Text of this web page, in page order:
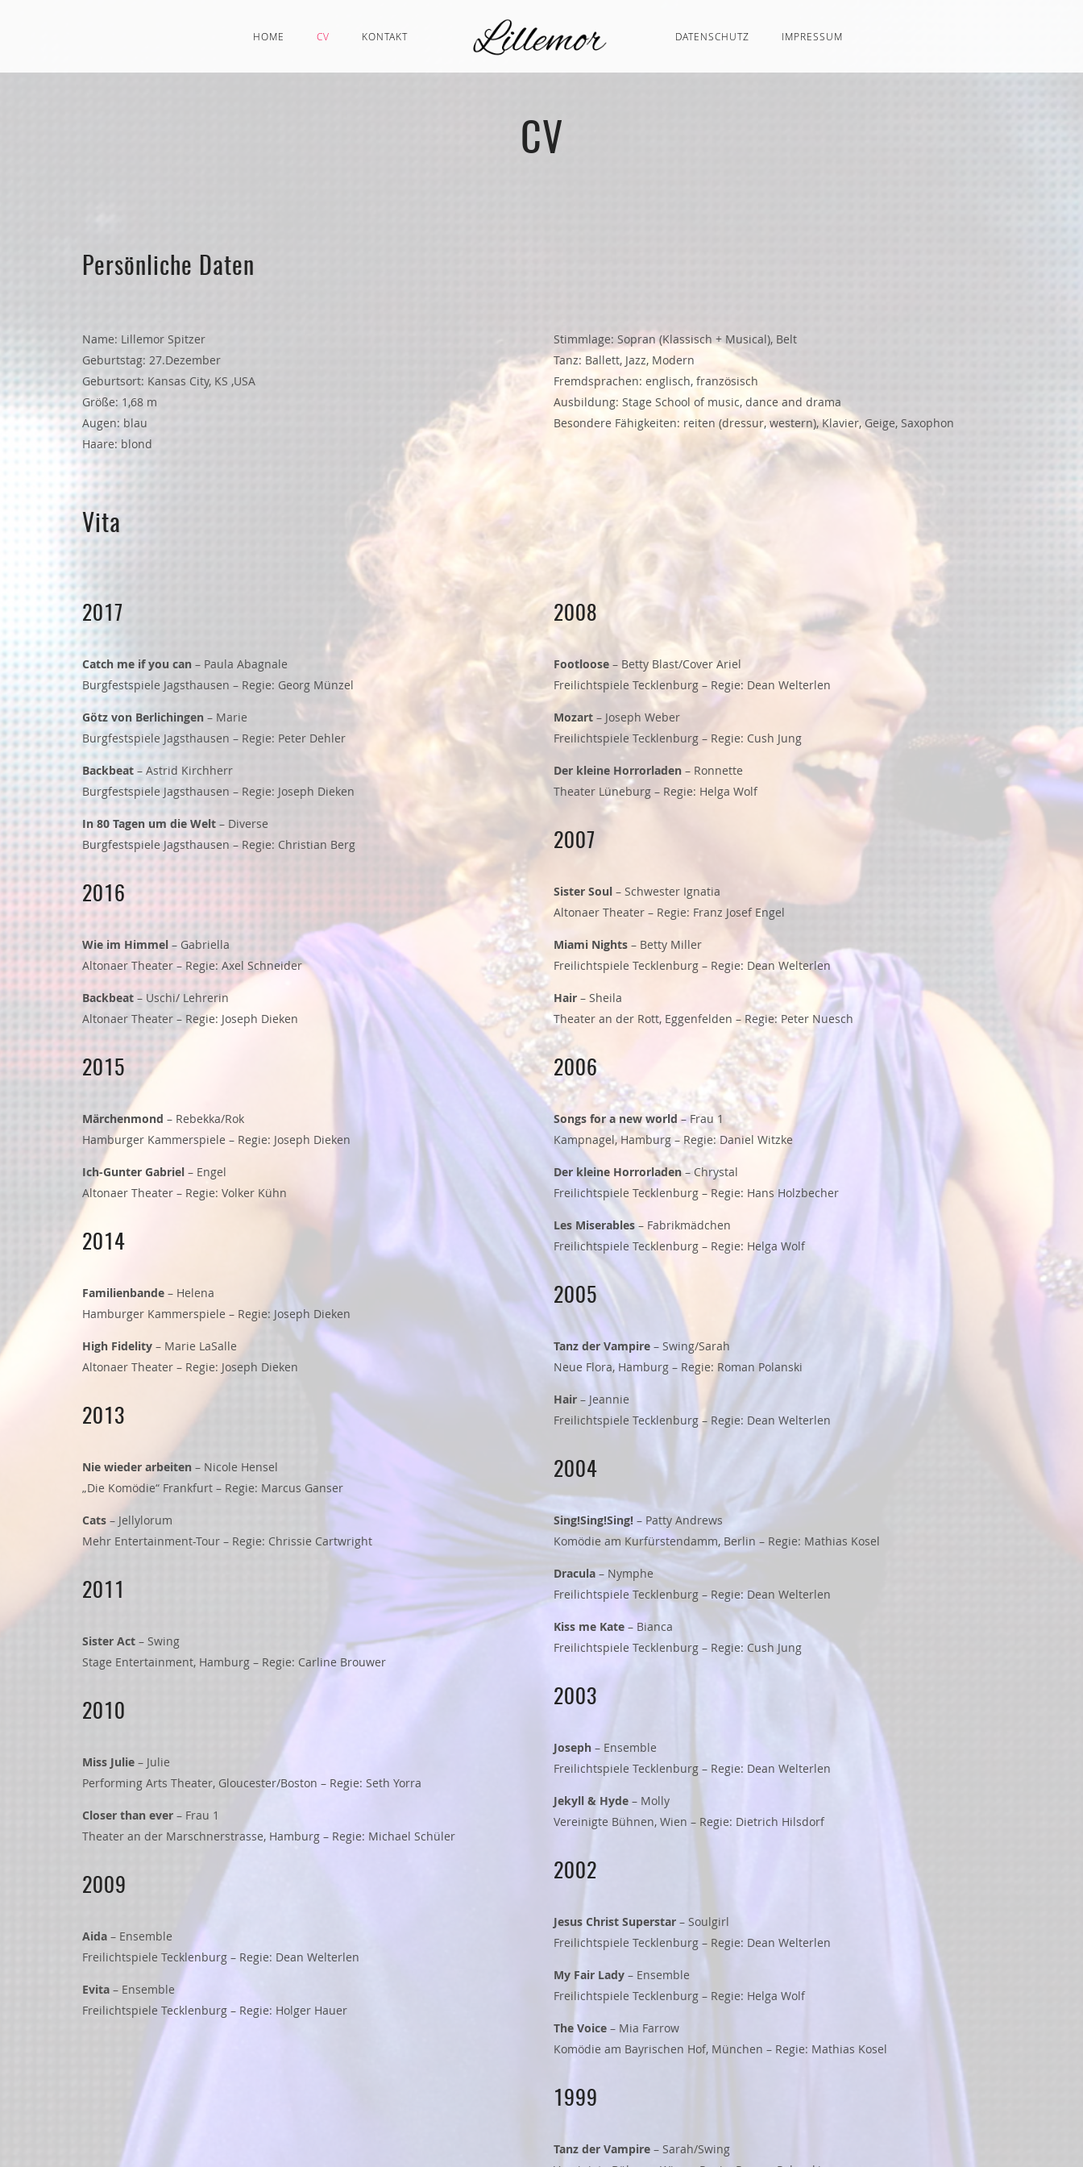
HOME CV KONTAKT DATENSCHUTZ IMPRESSUM
CV
Persönliche Daten
Name: Lillemor Spitzer
Geburtstag: 27.Dezember
Geburtsort: Kansas City, KS ,USA
Größe: 1,68 m
Augen: blau
Haare: blond
Stimmlage: Sopran (Klassisch + Musical), Belt
Tanz: Ballett, Jazz, Modern
Fremdsprachen: englisch, französisch
Ausbildung: Stage School of music, dance and drama
Besondere Fähigkeiten: reiten (dressur, western), Klavier, Geige, Saxophon
Vita
2017
Catch me if you can – Paula Abagnale
Burgfestspiele Jagsthausen – Regie: Georg Münzel
Götz von Berlichingen – Marie
Burgfestspiele Jagsthausen – Regie: Peter Dehler
Backbeat – Astrid Kirchherr
Burgfestspiele Jagsthausen – Regie: Joseph Dieken
In 80 Tagen um die Welt – Diverse
Burgfestspiele Jagsthausen – Regie: Christian Berg
2016
Wie im Himmel – Gabriella
Altonaer Theater – Regie: Axel Schneider
Backbeat – Uschi/ Lehrerin
Altonaer Theater – Regie: Joseph Dieken
2015
Märchenmond – Rebekka/Rok
Hamburger Kammerspiele – Regie: Joseph Dieken
Ich-Gunter Gabriel – Engel
Altonaer Theater – Regie: Volker Kühn
2014
Familienbande – Helena
Hamburger Kammerspiele – Regie: Joseph Dieken
High Fidelity – Marie LaSalle
Altonaer Theater – Regie: Joseph Dieken
2013
Nie wieder arbeiten – Nicole Hensel
„Die Komödie“ Frankfurt – Regie: Marcus Ganser
Cats – Jellylorum
Mehr Entertainment-Tour – Regie: Chrissie Cartwright
2011
Sister Act – Swing
Stage Entertainment, Hamburg – Regie: Carline Brouwer
2010
Miss Julie – Julie
Performing Arts Theater, Gloucester/Boston – Regie: Seth Yorra
Closer than ever – Frau 1
Theater an der Marschnerstrasse, Hamburg – Regie: Michael Schüler
2009
Aida – Ensemble
Freilichtspiele Tecklenburg – Regie: Dean Welterlen
Evita – Ensemble
Freilichtspiele Tecklenburg – Regie: Holger Hauer
2008
Footloose – Betty Blast/Cover Ariel
Freilichtspiele Tecklenburg – Regie: Dean Welterlen
Mozart – Joseph Weber
Freilichtspiele Tecklenburg – Regie: Cush Jung
Der kleine Horrorladen – Ronnette
Theater Lüneburg – Regie: Helga Wolf
2007
Sister Soul – Schwester Ignatia
Altonaer Theater – Regie: Franz Josef Engel
Miami Nights – Betty Miller
Freilichtspiele Tecklenburg – Regie: Dean Welterlen
Hair – Sheila
Theater an der Rott, Eggenfelden – Regie: Peter Nuesch
2006
Songs for a new world– Frau 1
Kampnagel, Hamburg – Regie: Daniel Witzke
Der kleine Horrorladen– Chrystal
Freilichtspiele Tecklenburg – Regie: Hans Holzbecher
Les Miserables– Fabrikmädchen
Freilichtspiele Tecklenburg – Regie: Helga Wolf
2005
Tanz der Vampire – Swing/Sarah
Neue Flora, Hamburg – Regie: Roman Polanski
Hair – Jeannie
Freilichtspiele Tecklenburg – Regie: Dean Welterlen
2004
Sing!Sing!Sing! – Patty Andrews
Komödie am Kurfürstendamm, Berlin – Regie: Mathias Kosel
Dracula – Nymphe
Freilichtspiele Tecklenburg – Regie: Dean Welterlen
Kiss me Kate – Bianca
Freilichtspiele Tecklenburg – Regie: Cush Jung
2003
Joseph – Ensemble
Freilichtspiele Tecklenburg – Regie: Dean Welterlen
Jekyll & Hyde – Molly
Vereinigte Bühnen, Wien – Regie: Dietrich Hilsdorf
2002
Jesus Christ Superstar – Soulgirl
Freilichtspiele Tecklenburg – Regie: Dean Welterlen
My Fair Lady – Ensemble
Freilichtspiele Tecklenburg – Regie: Helga Wolf
The Voice – Mia Farrow
Komödie am Bayrischen Hof, München – Regie: Mathias Kosel
1999
Tanz der Vampire – Sarah/Swing